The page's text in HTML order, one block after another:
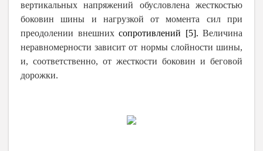
вертикальных напряжений обусловлена жесткостью
боковин шины и нагрузкой от момента сил при
преодолении внешних сопротивлений [5]. Величина
неравномерности зависит от нормы слойности шины,
и, соответственно, от жесткости боковин и беговой
дорожки.